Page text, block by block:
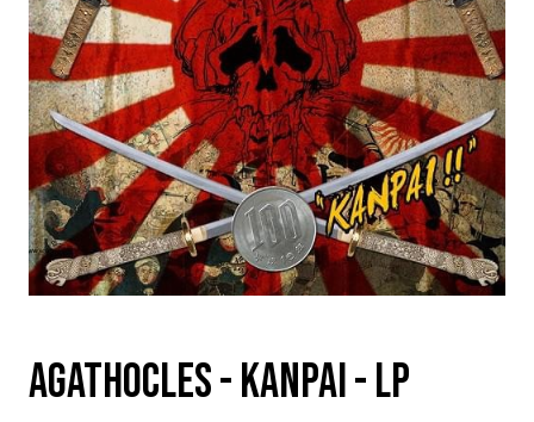
Agathocles - Kanpai - LP